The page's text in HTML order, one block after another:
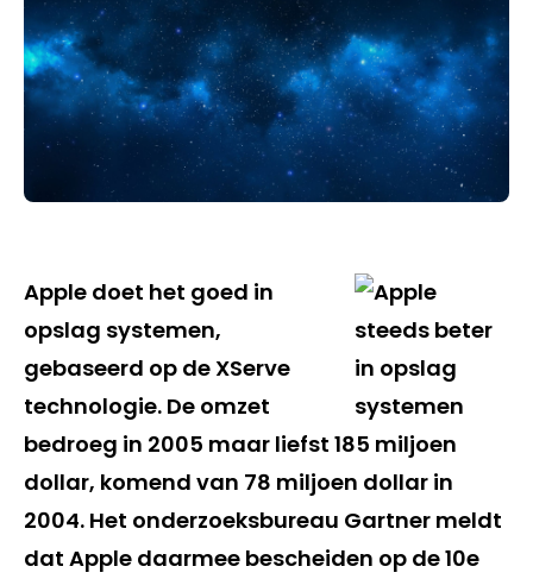
Apple doet het goed in
opslag systemen,
gebaseerd op de XServe
technologie. De omzet
bedroeg in 2005 maar liefst 185 miljoen
dollar, komend van 78 miljoen dollar in
2004. Het onderzoeksbureau Gartner meldt
dat Apple daarmee bescheiden op de 10e